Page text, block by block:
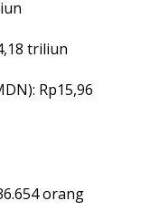
triliun
Rp15,96
orang